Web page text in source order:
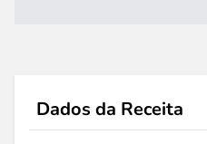
Dados da Receita